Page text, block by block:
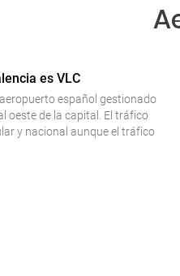
es VLC
español gestionado
oeste de la capital. El tráfico
y nacional aunque el tráfico